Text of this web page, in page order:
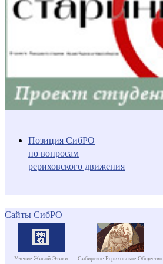
Позиция СибРО
по вопросам
рериховского движения
Сайты СибРО
Учение Живой Этики Сибирское Рериховское Общество